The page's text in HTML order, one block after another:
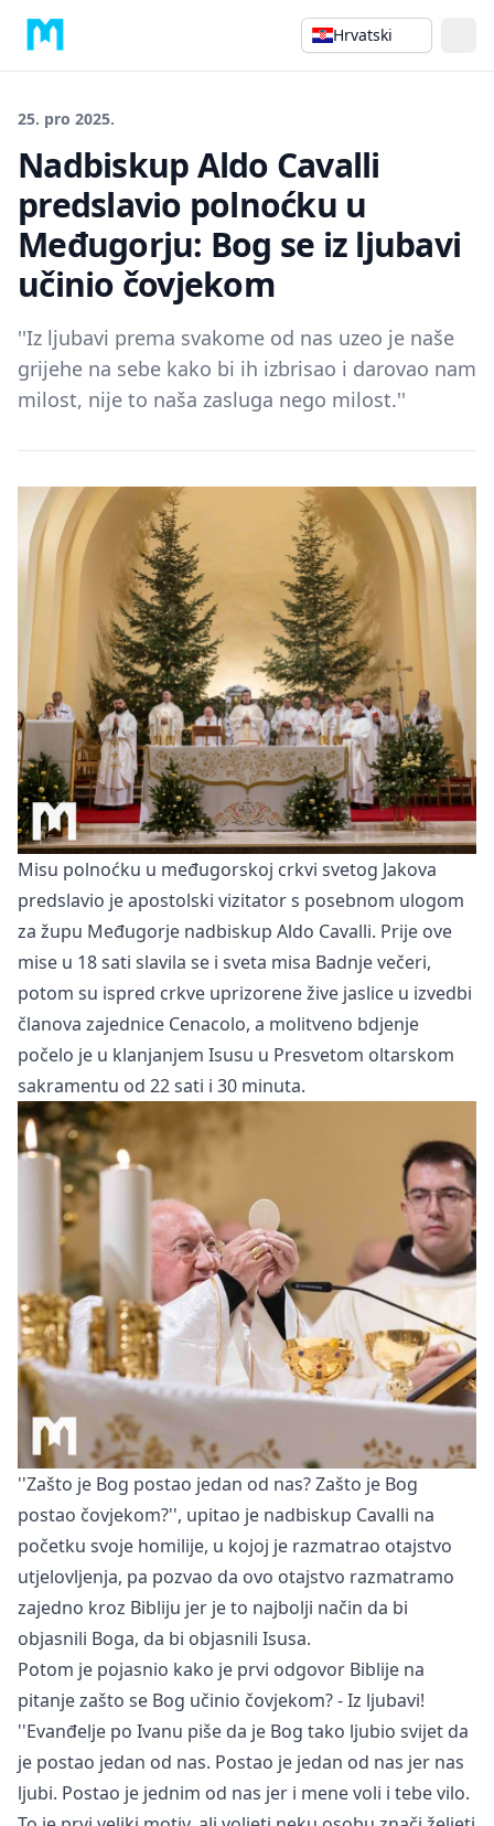
Hrvatski
25. pro 2025.
Nadbiskup Aldo Cavalli
predslavio polnoćku u
Međugorju: Bog se iz ljubavi
učinio čovjekom
''Iz ljubavi prema svakome od nas uzeo je naše
grijehe na sebe kako bi ih izbrisao i darovao nam
milost, nije to naša zasluga nego milost.''
Misu polnoćku u međugorskoj crkvi svetog Jakova
predslavio je apostolski vizitator s posebnom ulogom
za župu Međugorje nadbiskup Aldo Cavalli. Prije ove
mise u 18 sati slavila se i sveta misa Badnje večeri,
potom su ispred crkve uprizorene žive jaslice u izvedbi
članova zajednice Cenacolo, a molitveno bdjenje
počelo je u klanjanjem Isusu u Presvetom oltarskom
sakramentu od 22 sati i 30 minuta.
''Zašto je Bog postao jedan od nas? Zašto je Bog
postao čovjekom?'', upitao je nadbiskup Cavalli na
početku svoje homilije, u kojoj je razmatrao otajstvo
utjelovljenja, pa pozvao da ovo otajstvo razmatramo
zajedno kroz Bibliju jer je to najbolji način da bi
objasnili Boga, da bi objasnili Isusa.
Potom je pojasnio kako je prvi odgovor Biblije na
pitanje zašto se Bog učinio čovjekom? - Iz ljubavi!
''Evanđelje po Ivanu piše da je Bog tako ljubio svijet da
je postao jedan od nas. Postao je jedan od nas jer nas
ljubi. Postao je jednim od nas jer i mene voli i tebe vilo.